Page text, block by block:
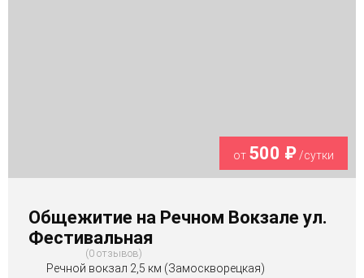
от 500 ₽/сутки
Общежитие на Речном Вокзале ул.
Фестивальная
0 отзывов
Речной вокзал 2,5 км (Замоскворецкая)